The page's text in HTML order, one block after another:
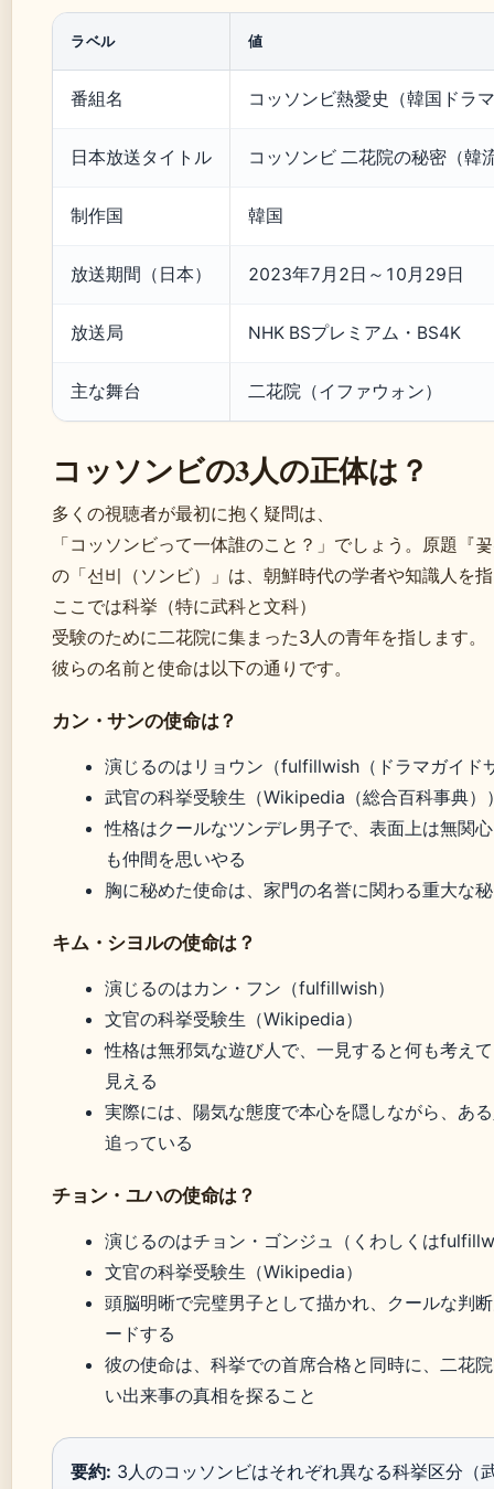
ラベル 値
番組名 コッソンビ熱愛史（韓国ドラ
日本放送タイトル コッソンビ 二花院の秘密（韓
制作国 韓国
放送期間（日本） 2023年7月2日～10月29日
放送局 NHK BSプレミアム・BS4K
主な舞台 二花院（イファウォン）
コッソンビの3人の正体は？
多くの視聴者が最初に抱く疑問は、
「コッソンビって一体誰のこと？」でしょう。原題『
の「선비（ソンビ）」は、朝鮮時代の学者や知識人を
ここでは科挙（特に武科と文科）
受験のために二花院に集まった3人の青年を指します。
彼らの名前と使命は以下の通りです。
カン・サンの使命は？
演じるのはリョウン（fulfillwish（ドラマガイド
武官の科挙受験生（Wikipedia（総合百科事典）
性格はクールなツンデレ男子で、表面上は無関
も仲間を思いやる
胸に秘めた使命は、家門の名誉に関わる重大な
キム・シヨルの使命は？
演じるのはカン・フン（fulfillwish）
文官の科挙受験生（Wikipedia）
性格は無邪気な遊び人で、一見すると何も考え
見える
実際には、陽気な態度で本心を隠しながら、あ
追っている
チョン・ユハの使命は？
演じるのはチョン・ゴンジュ（くわしくは
文官の科挙受験生（Wikipedia）
頭脳明晰で完璧男子として描かれ、クールな判
ードする
彼の使命は、科挙での首席合格と同時に、二花
い出来事の真相を探ること
要約: 3人のコッソンビはそれぞれ異なる科挙区分（